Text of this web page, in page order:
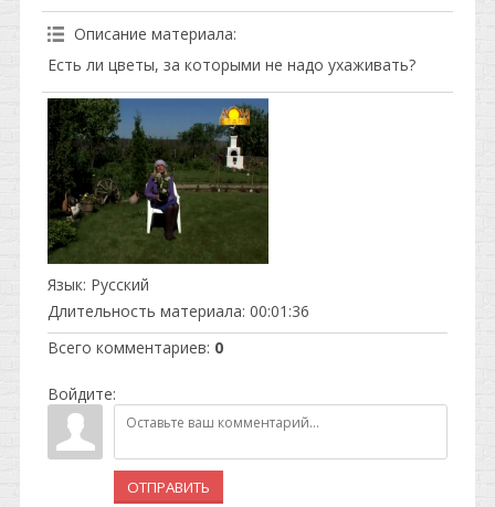
Описание материала:
Есть ли цветы, за которыми не надо ухаживать?
Язык: Русский
Длительность материала: 00:01:36
Всего комментариев: 0
Войдите:
ОТПРАВИТЬ